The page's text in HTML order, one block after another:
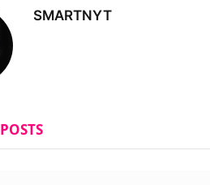
SMARTNYT
POSTS